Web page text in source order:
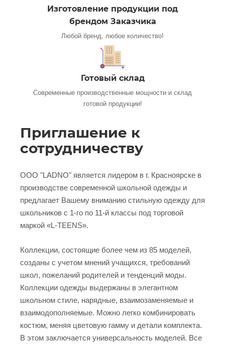
Изготовление продукции под
брендом Заказчика
Любой бренд, любое количество!
Готовый склад
Cовременные производственные мощности и склад
готовой продукции!
Приглашение к
сотрудничеству
ООО "LADNO" является лидером в г. Красноярске в
производстве современной школьной одежды и
предлагает Вашему вниманию стильную одежду для
школьников с 1-го по 11-й классы под торговой
маркой «L-TEENS».
Коллекции, состоящие более чем из 85 моделей,
созданы с учетом мнений учащихся, требований
школ, пожеланий родителей и тенденций моды.
Коллекции одежды выдержаны в элегантном
школьном стиле, нарядные, взаимозаменяемые и
взаимодополняемые. Можно легко комбинировать
костюм, меняя цветовую гамму и детали комплекта.
В этом заключается универсальность моделей. Все